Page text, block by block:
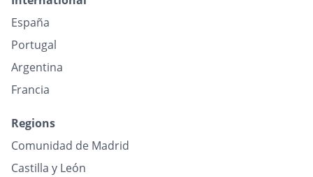
España
Portugal
Argentina
Francia
Regions
Comunidad de Madrid
Castilla y León